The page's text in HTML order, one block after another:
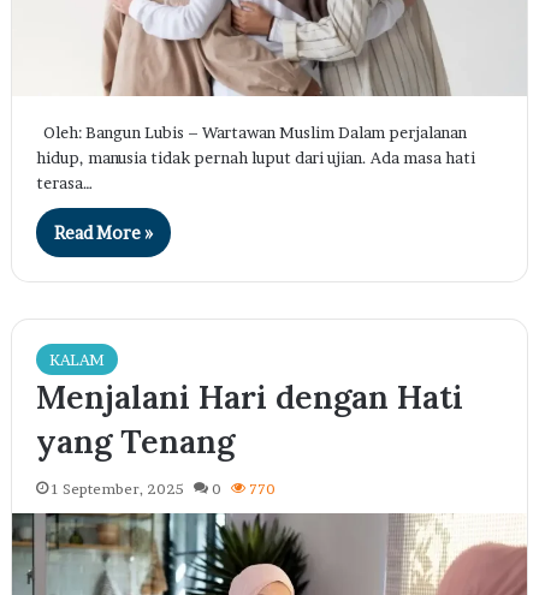
Oleh: Bangun Lubis – Wartawan Muslim Dalam perjalanan
hidup, manusia tidak pernah luput dari ujian. Ada masa hati
terasa…
Read More »
KALAM
Menjalani Hari dengan Hati
yang Tenang
1 September, 2025 0 770